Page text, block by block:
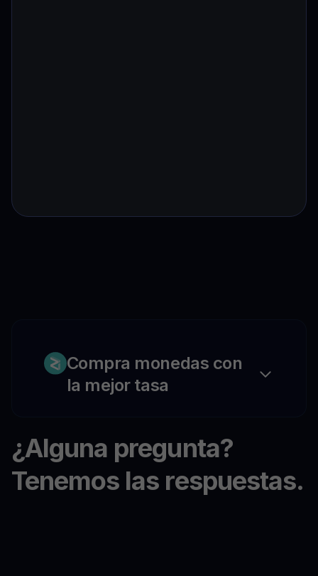
Compra monedas con
la mejor tasa
¿Alguna pregunta?
Tenemos las respuestas.